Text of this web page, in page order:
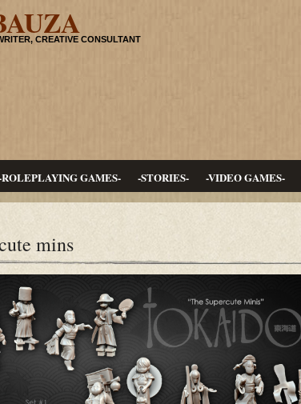
CREATIVE CONSULTANT
GAMES- -STORIES- -VIDEO GAMES-
mins